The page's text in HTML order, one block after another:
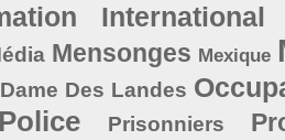
International
Mensonges Mexique
Des Landes
Police Prisonniers